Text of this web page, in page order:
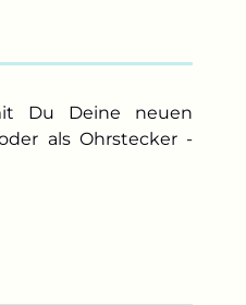
Du Deine neuen
als Ohrstecker -